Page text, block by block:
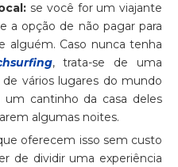
se você for um viajante
a opção de não pagar para
alguém. Caso nunca tenha
, trata-se de uma
vários lugares do mundo
cantinho da casa deles
algumas noites.
oferecem isso sem custo
de dividir uma experiência